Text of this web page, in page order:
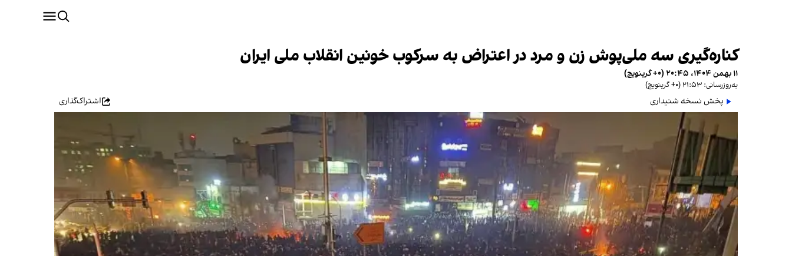
کناره‌گیری سه ملی‌پوش زن و مرد در اعتراض به سرکوب خونین انقلاب ملی ایران
۱۱ بهمن ۱۴۰۴، ۲۰:۴۵ (‎+۰ گرینویچ)
به‌روزرسانی: ۲۱:۵۳ (‎+۰ گرینویچ)
پخش نسخه شنیداری اشتراک‌گذاری